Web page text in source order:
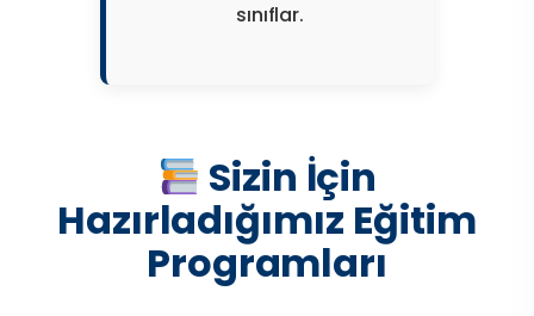
sınıflar.
Sizin İçin
Hazırladığımız Eğitim
Programları